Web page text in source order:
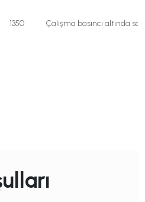
1350 Çalışma basıncı altında